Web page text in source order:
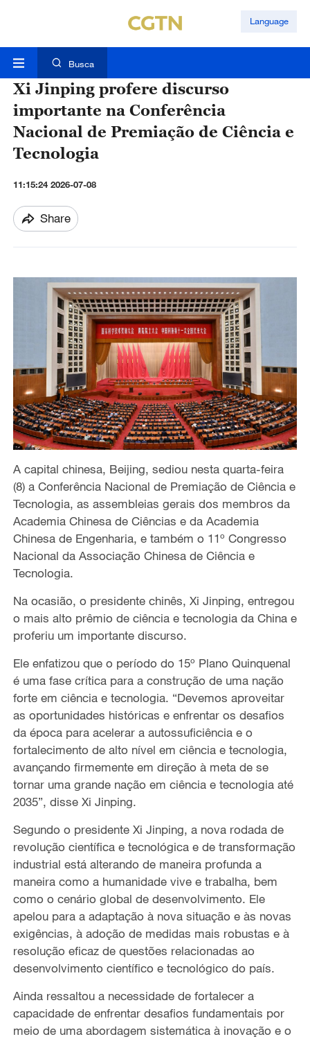
Language
Busca
Xi Jinping profere discurso
importante na Conferência
Nacional de Premiação de Ciência e
Tecnologia
11:15:24 2026-07-08
Share
A capital chinesa, Beijing, sediou nesta quarta-feira
(8) a Conferência Nacional de Premiação de Ciência e
Tecnologia, as assembleias gerais dos membros da
Academia Chinesa de Ciências e da Academia
Chinesa de Engenharia, e também o 11º Congresso
Nacional da Associação Chinesa de Ciência e
Tecnologia.
Na ocasião, o presidente chinês, Xi Jinping, entregou
o mais alto prêmio de ciência e tecnologia da China e
proferiu um importante discurso.
Ele enfatizou que o período do 15º Plano Quinquenal
é uma fase crítica para a construção de uma nação
forte em ciência e tecnologia. “Devemos aproveitar
as oportunidades históricas e enfrentar os desafios
da época para acelerar a autossuficiência e o
fortalecimento de alto nível em ciência e tecnologia,
avançando firmemente em direção à meta de se
tornar uma grande nação em ciência e tecnologia até
2035”, disse Xi Jinping.
Segundo o presidente Xi Jinping, a nova rodada de
revolução científica e tecnológica e de transformação
industrial está alterando de maneira profunda a
maneira como a humanidade vive e trabalha, bem
como o cenário global de desenvolvimento. Ele
apelou para a adaptação à nova situação e às novas
exigências, à adoção de medidas mais robustas e à
resolução eficaz de questões relacionadas ao
desenvolvimento científico e tecnológico do país.
Ainda ressaltou a necessidade de fortalecer a
capacidade de enfrentar desafios fundamentais por
meio de uma abordagem sistemática à inovação e o